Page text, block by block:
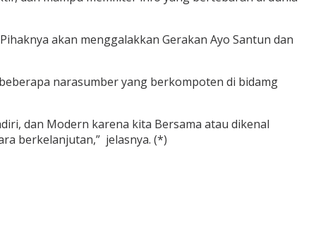
akan menggalakkan Gerakan Ayo Santun dan
narasumber yang berkompoten di bidamg
dan Modern karena kita Bersama atau dikenal
berkelanjutan,” jelasnya. (*)